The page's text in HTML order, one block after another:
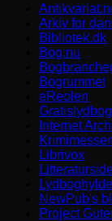
Arkiv for
Bibliotek.dk
Bog.nu
Bogrummet
eReolen
Internet
Librivox
NewPub's
Project